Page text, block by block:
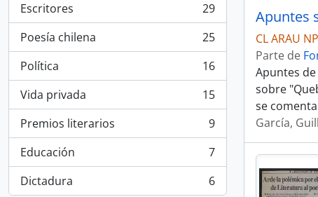
Escritores
, 29 resultados
29
Poesía chilena
, 25 resultados
25
Política
, 16 resultados
16
Vida privada
, 15 resultados
15
Premios literarios
, 9 resultados
9
Educación
, 7 resultados
7
Dictadura
, 6 resultados 6
Apuntes
CL ARAU
Parte de
Apuntes
sobre
se
García,